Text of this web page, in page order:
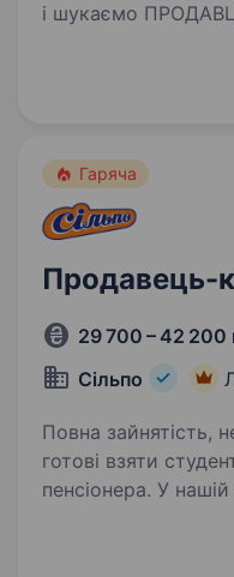
і шукаємо
добре заробляти?
Гаряча
Продавець-
29 700 – 42 200
Сільпо
Повна зайнятість,
готові взяти
пенсіонера. У нашій великій родині завжди